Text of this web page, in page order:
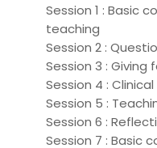
Session 1 : Basic
teaching
Session 2 :
Session 3 : Giving
Session 4 :
Session 5 :
Session 6 :
Session 7 : Basic